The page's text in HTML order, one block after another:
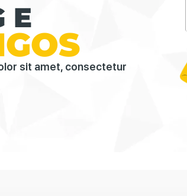
E
sit amet, consectetur